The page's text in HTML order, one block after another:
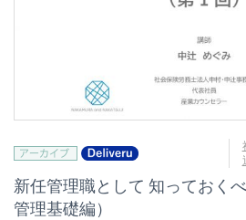
新任管理職として 知っておく
管理基礎編）